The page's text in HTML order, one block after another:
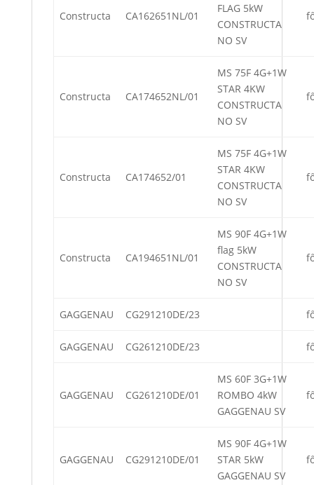
Constructa CA162651NL/01
FLAG 5kW
CONSTRUCTA
NO SV
Constructa CA174652NL/01
MS 75F 4G+1W
STAR 4KW
CONSTRUCTA
NO SV
Constructa CA174652/01
MS 75F 4G+1W
STAR 4KW
CONSTRUCTA
NO SV
Constructa CA194651NL/01
MS 90F 4G+1W
flag 5kW
CONSTRUCTA
NO SV
GAGGENAU CG291210DE/23
GAGGENAU CG261210DE/23
GAGGENAU CG261210DE/01
MS 60F 3G+1W
ROMBO 4kW
GAGGENAU SV
GAGGENAU CG291210DE/01
MS 90F 4G+1W
STAR 5kW
GAGGENAU SV